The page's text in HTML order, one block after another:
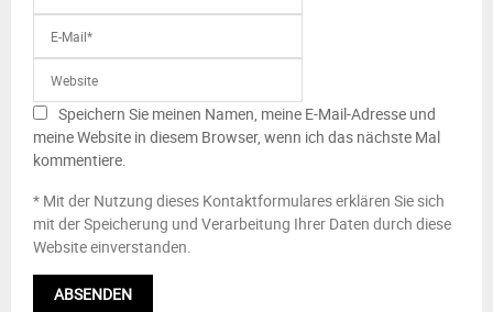
Speichern Sie meinen Namen, meine E-Mail-Adresse und
meine Website in diesem Browser, wenn ich das nächste Mal
kommentiere.
* Mit der Nutzung dieses Kontaktformulares erklären Sie sich
mit der Speicherung und Verarbeitung Ihrer Daten durch diese
Website einverstanden.